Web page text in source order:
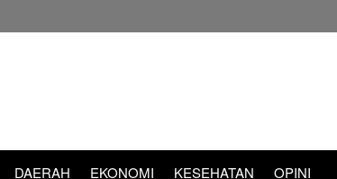
DAERAH EKONOMI KESEHATAN OPINI